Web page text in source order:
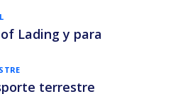
Lading y para
terrestre